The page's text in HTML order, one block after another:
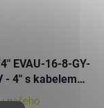
EVAU-16-8-GY-
- 4" s kabelem
našeho